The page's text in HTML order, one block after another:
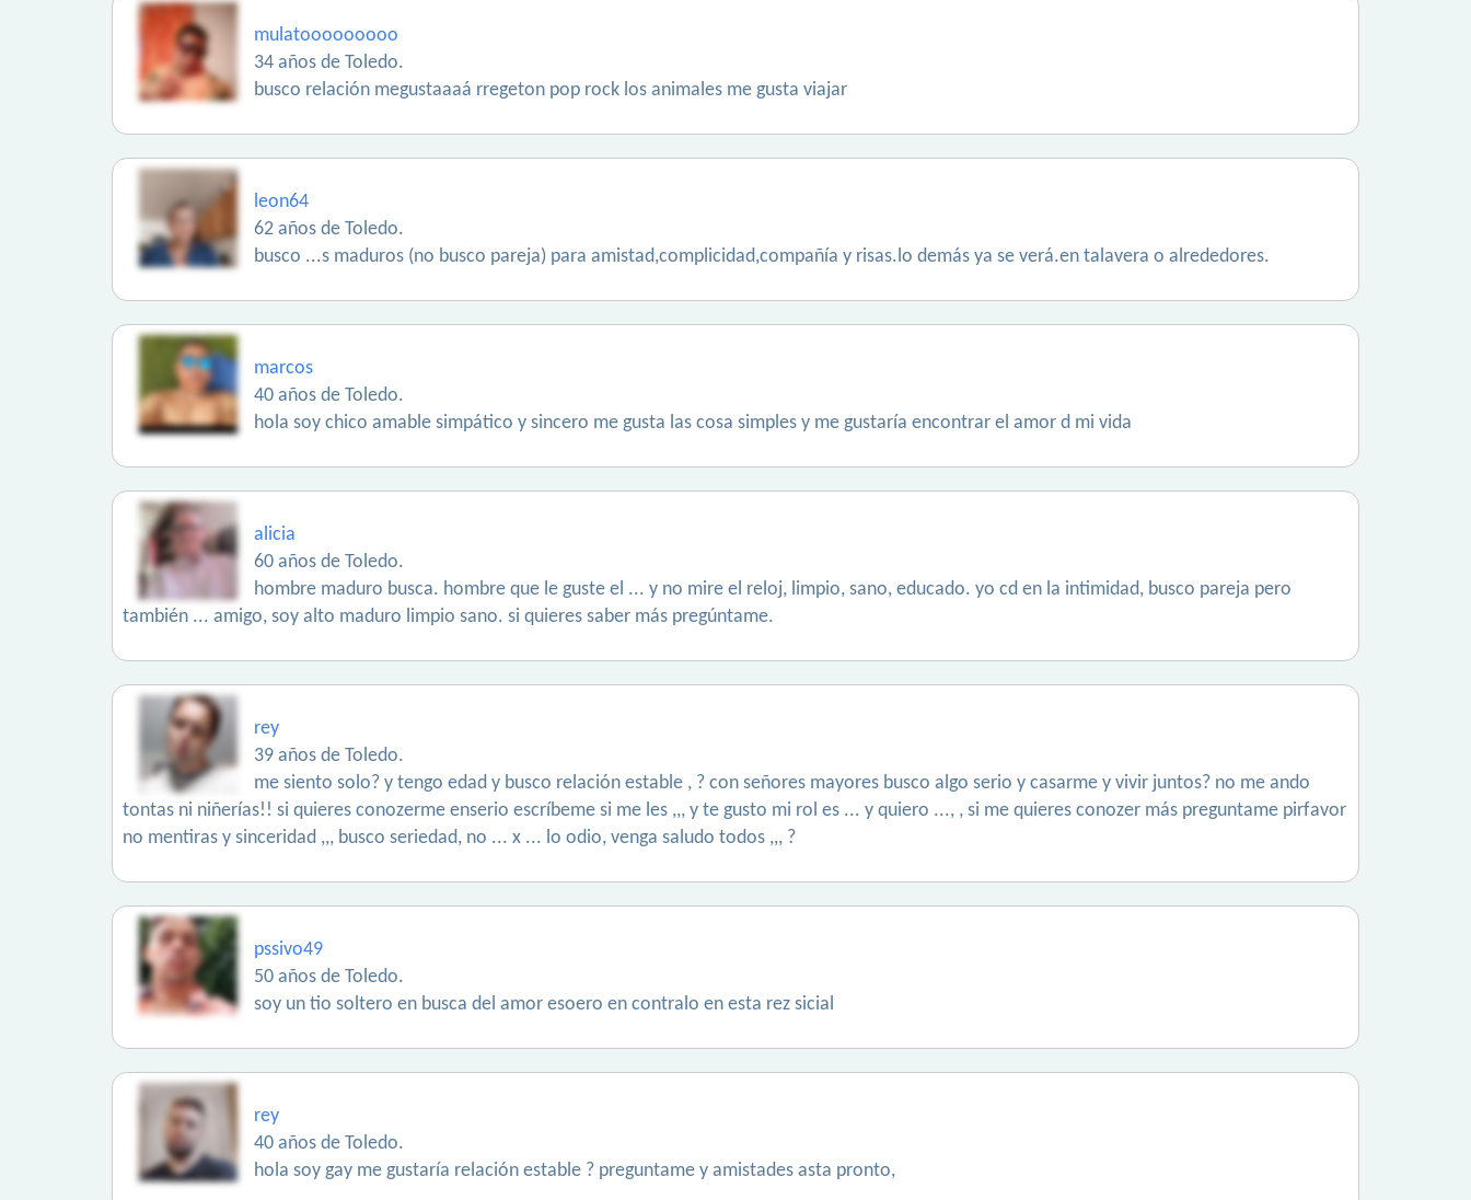
mulatooooooooo
34 años de Toledo.
busco relación megustaaaá rregeton pop rock los animales me gusta viajar
leon64
62 años de Toledo.
busco ...s maduros (no busco pareja) para amistad,complicidad,compañía y risas.lo demás ya se verá.en talavera o alrededores.
marcos
40 años de Toledo.
hola soy chico amable simpático y sincero me gusta las cosa simples y me gustaría encontrar el amor d mi vida
alicia
60 años de Toledo.
hombre maduro busca. hombre que le guste el ... y no mire el reloj, limpio, sano, educado. yo cd en la intimidad, busco pareja pero
también ... amigo, soy alto maduro limpio sano. si quieres saber más pregúntame.
rey
39 años de Toledo.
me siento solo? y tengo edad y busco relación estable , ? con señores mayores busco algo serio y casarme y vivir juntos? no me ando
tontas ni niñerías!! si quieres conozerme enserio escríbeme si me les ,,, y te gusto mi rol es ... y quiero ..., , si me quieres conozer más preguntame pirfavor
no mentiras y sinceridad ,,, busco seriedad, no ... x ... lo odio, venga saludo todos ,,, ?
pssivo49
50 años de Toledo.
soy un tio soltero en busca del amor esoero en contralo en esta rez sicial
rey
40 años de Toledo.
hola soy gay me gustaría relación estable ? preguntame y amistades asta pronto,